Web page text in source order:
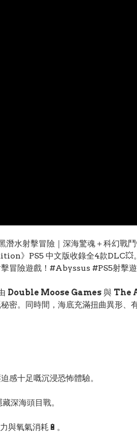
水射擊冒險｜深海驚魂＋科幻戰
》PS5 中文版收錄全4款DLC💥
冒險遊戲！#Abyssus #PS5射擊
Double Moose Games 與 The
密。同時間，海底充滿扭曲異形
感十足嘅沉浸恐怖體驗。
深海頭目戰。
與氧氣消耗🔋。